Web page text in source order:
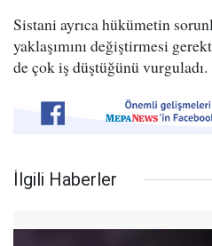
Sistani ayrıca hükümetin
yaklaşımını değiştirmesi
de çok iş düştüğünü vurguladı.
İlgili Haberler